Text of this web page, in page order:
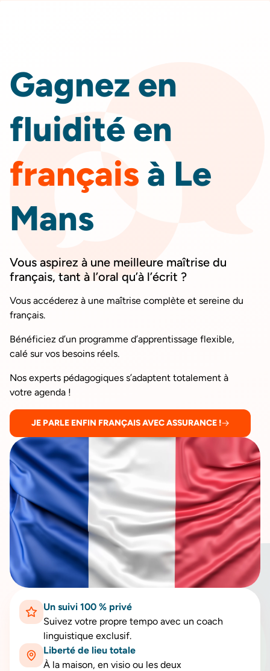
Gagnez en
fluidité en
français à Le
Mans
Vous aspirez à une meilleure maîtrise du
français, tant à l’oral qu’à l’écrit ?
Vous accéderez à une maîtrise complète et sereine du
français.
Bénéficiez d’un programme d’apprentissage flexible,
calé sur vos besoins réels.
Nos experts pédagogiques s’adaptent totalement à
votre agenda !
JE PARLE ENFIN FRANÇAIS AVEC ASSURANCE !
Un suivi 100 % privé
Suivez votre propre tempo avec un coach
linguistique exclusif.
Liberté de lieu totale
À la maison, en visio ou les deux